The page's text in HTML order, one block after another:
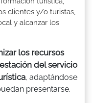
clientes y/o turistas,
y alcanzar los
los recursos
del servicio
, adaptándose
presentarse.